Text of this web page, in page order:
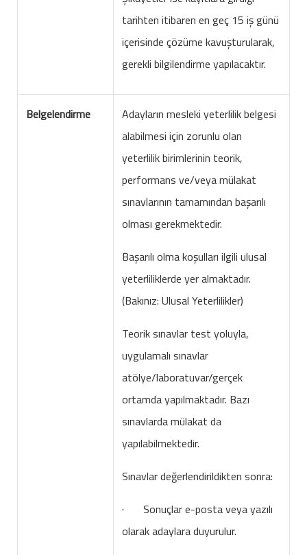
tarihten itibaren en geç 15 iş günü
içerisinde çözüme kavuşturularak,
gerekli bilgilendirme yapılacaktır.
Belgelendirme
Adayların mesleki yeterlilik belgesi
alabilmesi için zorunlu olan
yeterlilik birimlerinin teorik,
performans ve/veya mülakat
sınavlarının tamamından başarılı
olması gerekmektedir.
Başarılı olma koşulları ilgili ulusal
yeterliliklerde yer almaktadır.
(Bakınız: Ulusal Yeterlilikler)
Teorik sınavlar test yoluyla,
uygulamalı sınavlar
atölye/laboratuvar/gerçek
ortamda yapılmaktadır. Bazı
sınavlarda mülakat da
yapılabilmektedir.
Sınavlar değerlendirildikten sonra:
· Sonuçlar e-posta veya yazılı
olarak adaylara duyurulur.